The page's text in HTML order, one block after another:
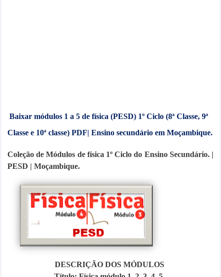
Baixar módulos 1 a 5 de física (PESD) 1º Ciclo (8ª Classe, 9ª
Classe e 10ª classe) PDF| Ensino secundário em Moçambique.
Coleção de Módulos de física 1º Ciclo do Ensino Secundário. |
PESD | Moçambique.
DESCRIÇÃO DOS MÓDULOS